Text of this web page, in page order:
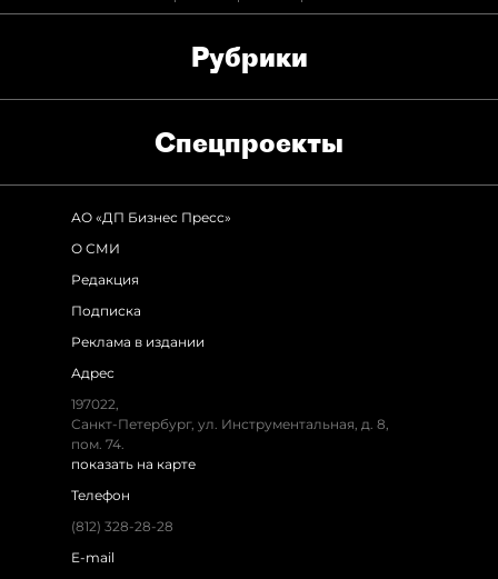
Рубрики
Спец­проекты
АО «ДП Бизнес Пресс»
О СМИ
Редакция
Подписка
Реклама в издании
Адрес
197022,
Санкт-Петербург, ул. Инструментальная, д. 8,
пом. 74.
показать на карте
Телефон
(812) 328-28-28
E-mail